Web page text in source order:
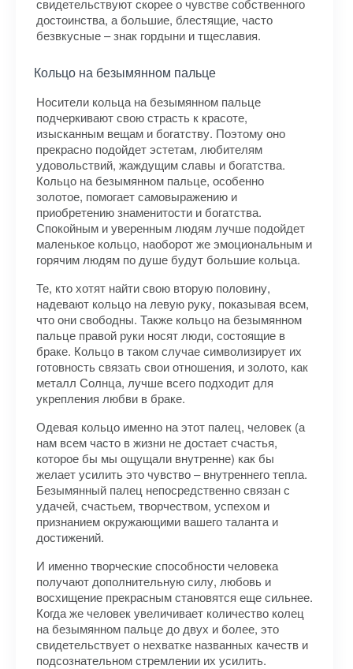
свидетельствуют скорее о чувстве собственного
достоинства, а большие, блестящие, часто
безвкусные – знак гордыни и тщеславия.
Кольцо на безымянном пальце
Носители кольца на безымянном пальце
подчеркивают свою страсть к красоте,
изысканным вещам и богатству. Поэтому оно
прекрасно подойдет эстетам, любителям
удовольствий, жаждущим славы и богатства.
Кольцо на безымянном пальце, особенно
золотое, помогает самовыражению и
приобретению знаменитости и богатства.
Спокойным и уверенным людям лучше подойдет
маленькое кольцо, наоборот же эмоциональным и
горячим людям по душе будут большие кольца.
Те, кто хотят найти свою вторую половину,
надевают кольцо на левую руку, показывая всем,
что они свободны. Также кольцо на безымянном
пальце правой руки носят люди, состоящие в
браке. Кольцо в таком случае символизирует их
готовность связать свои отношения, и золото, как
металл Солнца, лучше всего подходит для
укрепления любви в браке.
Одевая кольцо именно на этот палец, человек (а
нам всем часто в жизни не достает счастья,
которое бы мы ощущали внутренне) как бы
желает усилить это чувство – внутреннего тепла.
Безымянный палец непосредственно связан с
удачей, счастьем, творчеством, успехом и
признанием окружающими вашего таланта и
достижений.
И именно творческие способности человека
получают дополнительную силу, любовь и
восхищение прекрасным становятся еще сильнее.
Когда же человек увеличивает количество колец
на безымянном пальце до двух и более, это
свидетельствует о нехватке названных качеств и
подсознательном стремлении их усилить.